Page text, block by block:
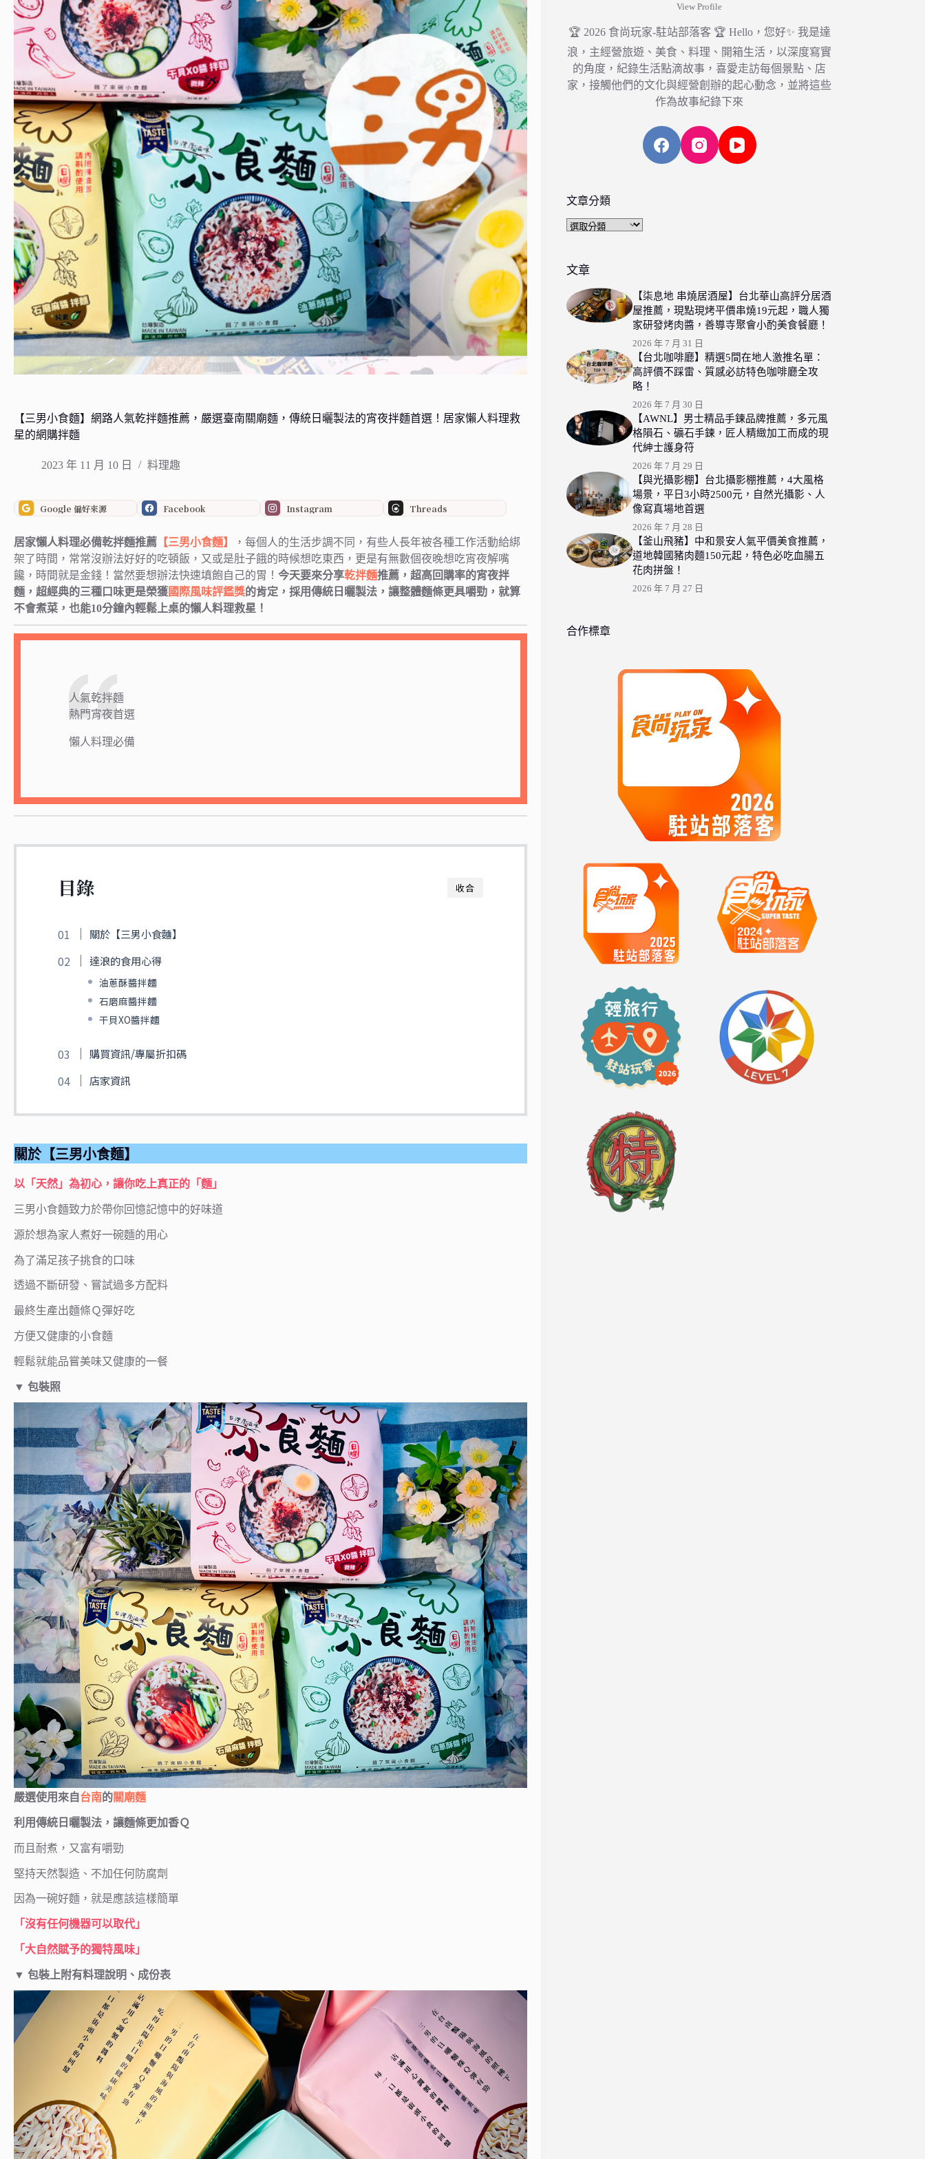
【三男小食麵】網路人氣乾拌麵推薦，嚴選臺南關廟麵，傳統日曬製法的宵夜拌麵首選！居家懶人料理救
星的網購拌麵
2023 年 11 月 10 日 料理趣
Google 偏好來源 Facebook Instagram Threads
居家懶人料理必備乾拌麵推薦 【三男小食麵】
，每個人的生活步調不同，有些人長年被各種工作活動給綁
架了時間，常常沒辦法好好的吃頓飯，又或是肚子餓的時候想吃東西，更是有無數個夜晚想吃宵夜解嘴
饞，時間就是金錢！當然要想辦法快速填飽自己的胃！ 今天要來分享乾拌麵推薦，超高回購率的宵夜拌
麵，超經典的三種口味更是榮獲國際風味評鑑獎的肯定，採用傳統日曬製法，讓整體麵條更具嚼勁，就算
不會煮菜，也能10分鐘內輕鬆上桌的懶人料理救星！
人氣乾拌麵
熱門宵夜首選
懶人料理必備
收合
目錄
關於【三男小食麵】
達浪的食用心得
油蔥酥醬拌麵
石磨麻醬拌麵
干貝XO醬拌麵
購買資訊/專屬折扣碼
店家資訊
關於【三男小食麵】
以「天然」為初心，讓你吃上真正的「麵」
三男小食麵致力於帶你回憶記憶中的好味道
源於想為家人煮好一碗麵的用心
為了滿足孩子挑食的口味
透過不斷研發、嘗試過多方配料
最終生產出麵條Ｑ彈好吃
方便又健康的小食麵
輕鬆就能品嘗美味又健康的一餐
▼ 包裝照
嚴選使用來自台南的關廟麵
利用傳統日曬製法，讓麵條更加香Ｑ
而且耐煮，又富有嚼勁
堅持天然製造、不加任何防腐劑
因為一碗好麵，就是應該這樣簡單
「沒有任何機器可以取代」
「大自然賦予的獨特風味」
▼ 包裝上附有料理說明、成份表
View Profile
🏆 2026 食尚玩家-駐站部落客 🏆 Hello，您好✨ 我是達
浪，主經營旅遊、美食、料理、開箱生活，以深度寫實
的角度，紀錄生活點滴故事，喜愛走訪每個景點、店
家，接觸他們的文化與經營創辦的起心動念，並將這些
作為故事紀錄下來
文章分類
文
類
文章
【柒息地 串燒居酒屋】台北華山高評分居酒
屋推薦，現點現烤平價串燒19元起，職人獨
家研發烤肉醬，善導寺聚會小酌美食餐廳！
2026 年 7 月 31 日
【台北咖啡廳】精選5間在地人激推名單：
高評價不踩雷、質感必訪特色咖啡廳全攻
略！
2026 年 7 月 30 日
【AWNL】男士精品手鍊品牌推薦，多元風
格隕石、礦石手鍊，匠人精緻加工而成的現
代紳士護身符
2026 年 7 月 29 日
【與光攝影棚】台北攝影棚推薦，4大風格
場景，平日3小時2500元，自然光攝影、人
像寫真場地首選
2026 年 7 月 28 日
【釜山飛豬】中和景安人氣平價美食推薦，
道地韓國豬肉麵150元起，特色必吃血腸五
花肉拼盤！
2026 年 7 月 27 日
合作標章